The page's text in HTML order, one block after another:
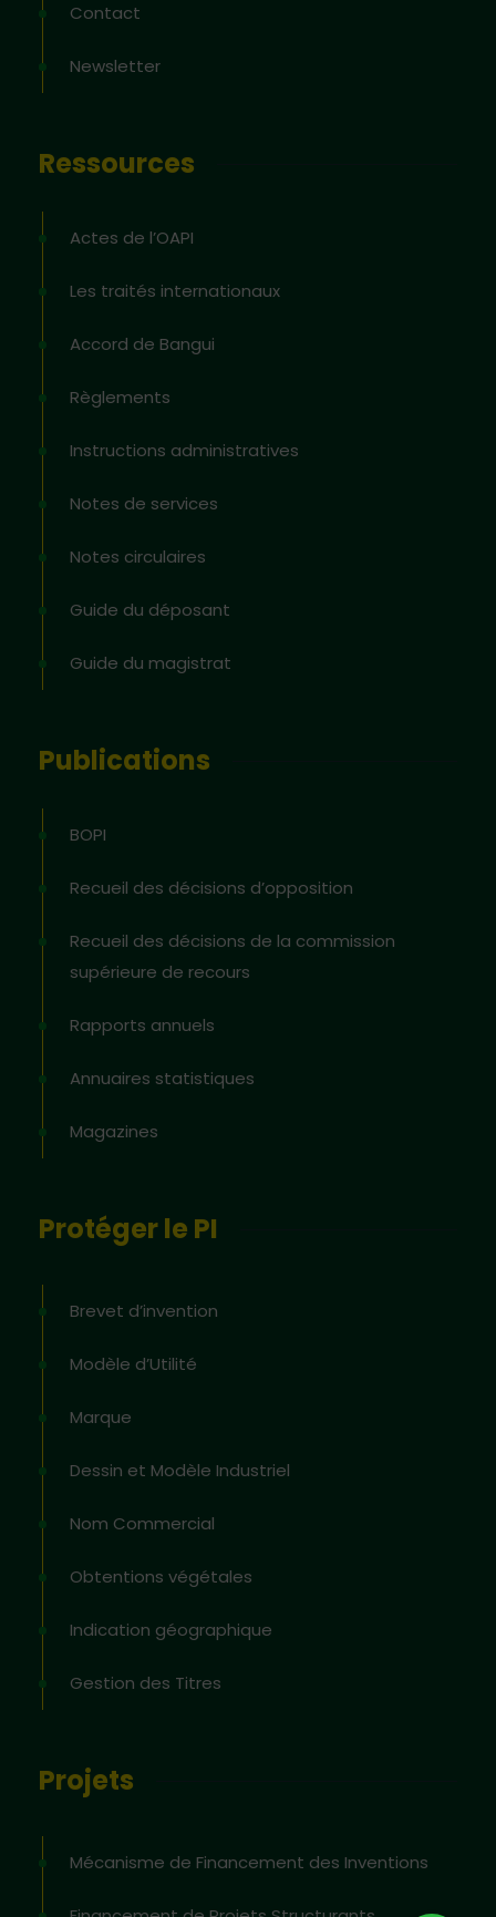
Contact
Newsletter
Ressources
Actes de l’OAPI
Les traités internationaux
Accord de Bangui
Règlements
Instructions administratives
Notes de services
Notes circulaires
Guide du déposant
Guide du magistrat
Publications
BOPI
Recueil des décisions d’opposition
Recueil des décisions de la commission
supérieure de recours
Rapports annuels
Annuaires statistiques
Magazines
Protéger le PI
Brevet d’invention
Modèle d’Utilité
Marque
Dessin et Modèle Industriel
Nom Commercial
Obtentions végétales
Indication géographique
Gestion des Titres
Projets
Mécanisme de Financement des Inventions